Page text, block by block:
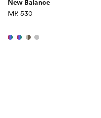
New Balance
MR 530